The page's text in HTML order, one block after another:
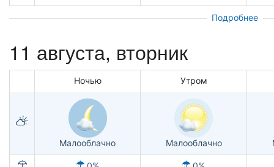
Подробнее
11 августа, вторник
Ночью Утром
Малооблачно Малооблачно